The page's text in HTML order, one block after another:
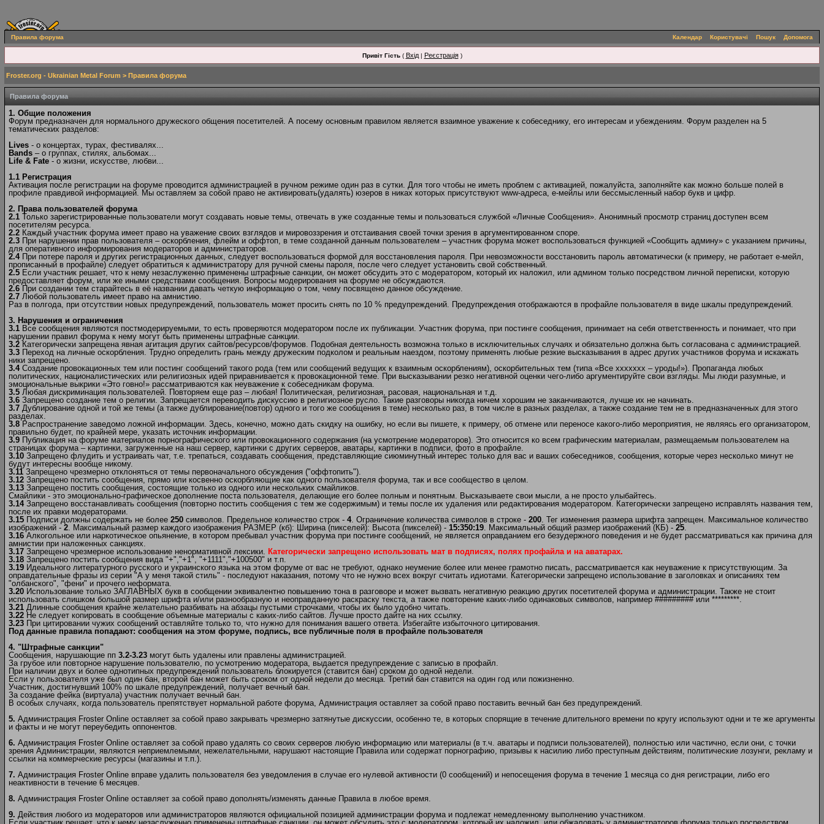
Правила форума Календар Користувачі Пошук Допомога
Привіт Гість( Вхід| Реєстрація)
Froster.org - Ukrainian Metal Forum > Правила форума
Правила форума
1. Общие положения
Форум предназначен для нормального дружеского общения посетителей. А посему основным правилом является взаимное уважение к собеседнику, его интересам и убеждениям. Форум разделен на 5
тематических разделов:
Lives - о концертах, турах, фестивалях...
Bands – о группах, стилях, альбомах...
Life & Fate - о жизни, искусстве, любви...
1.1 Регистрация
Активация после регистрации на форуме проводится администрацией в ручном режиме один раз в сутки. Для того чтобы не иметь проблем с активацией, пожалуйста, заполняйте как можно больше полей в
профиле правдивой информацией. Мы оставляем за собой право не активировать(удалять) юзеров в никах которых присутствуют www-адреса, е-мейлы или бессмысленный набор букв и цифр.
2. Права пользователей форума
2.1 Только зарегистрированные пользователи могут создавать новые темы, отвечать в уже созданные темы и пользоваться службой «Личные Сообщения». Анонимный просмотр страниц доступен всем
посетителям ресурса.
2.2 Каждый участник форума имеет право на уважение своих взглядов и мировоззрения и отстаивания своей точки зрения в аргументированном споре.
2.3 При нарушении прав пользователя – оскорбления, флейм и оффтоп, в теме созданной данным пользователем – участник форума может воспользоваться функцией «Сообщить админу» с указанием причины,
для оперативного информирования модераторов и администраторов.
2.4При потере пароля и других регистрационных данных, следует воспользоваться формой для восстановления пароля. При невозможности восстановить пароль автоматически (к примеру, не работает е-мейл,
прописанный в профайле) следует обратиться к администратору для ручной смены пароля, после чего следует установить свой собственный.
2.5 Если участник решает, что к нему незаслуженно применены штрафные санкции, он может обсудить это с модератором, который их наложил, или админом только посредством личной переписки, которую
предоставляет форум, или же иными средствами сообщения. Вопросы модерирования на форуме не обсуждаются.
2.6 При создании тем старайтесь в её названии давать четкую информацию о том, чему посвящено данное обсуждение.
2.7 Любой пользователь имеет право на амнистию.
Раз в полгода, при отсутствии новых предупреждений, пользователь может просить снять по 10 % предупреждений. Предупреждения отображаются в профайле пользователя в виде шкалы предупреждений.
3. Нарушения и ограничения
3.1 Все сообщения являются постмодерируемыми, то есть проверяются модератором после их публикации. Участник форума, при постинге сообщения, принимает на себя ответственность и понимает, что при
нарушении правил форума к нему могут быть применены штрафные санкции.
3.2 Категорически запрещена явная агитация других сайтов/ресурсов/форумов. Подобная деятельность возможна только в исключительных случаях и обязательно должна быть согласована с администрацией.
3.3 Переход на личные оскорбления. Трудно определить грань между дружеским подколом и реальным наездом, поэтому применять любые резкие высказывания в адрес других участников форума и искажать
ники запрещено.
3.4Создание провокационных тем или постинг сообщений такого рода (тем или сообщений ведущих к взаимным оскорблениям), оскорбительных тем (типа «Все ххххххх – уроды!»). Пропаганда любых
политических, националистических или религиозных идей приравнивается к провокационной теме. При высказывании резко негативной оценки чего-либо аргументируйте свои взгляды. Мы люди разумные, и
эмоциональные выкрики «Это говно!» рассматриваются как неуважение к собеседникам форума.
3.5 Любая дискриминация пользователей. Повторяем еще раз – любая! Политическая, религиозная, расовая, национальная и т.д.
3.6 Запрещено создание тем о религии. Запрещается переводить дискуссию в религиозное русло. Такие разговоры никогда ничем хорошим не заканчиваются, лучше их не начинать.
3.7 Дублирование одной и той же темы (а также дублирование(повтор) одного и того же сообщения в теме) несколько раз, в том числе в разных разделах, а также создание тем не в предназначенных для этого
разделах.
3.8 Распространение заведомо ложной информации. Здесь, конечно, можно дать скидку на ошибку, но если вы пишете, к примеру, об отмене или переносе какого-либо мероприятия, не являясь его организатором,
правильно будет, по крайней мере, указать источник информации.
3.9 Публикация на форуме материалов порнографического или провокационного содержания (на усмотрение модераторов). Это относится ко всем графическим материалам, размещаемым пользователем на
страницах форума – картинки, загруженные на наш сервер, картинки с других серверов, аватары, картинки в подписи, фото в профайле.
3.10 Запрещено флудить и устраивать чат, т.е. трепаться, создавать сообщения, представляющие сиюминутный интерес только для вас и ваших собеседников, сообщения, которые через несколько минут не
будут интересны вообще никому.
3.11 Запрещено чрезмерно отклоняться от темы первоначального обсуждения ("оффтопить").
3.12 Запрещено постить сообщения, прямо или косвенно оскорбляющие как одного пользователя форума, так и все сообщество в целом.
3.13 Запрещено постить сообщения, состоящие только из одного или нескольких смайликов.
Смайлики - это эмоционально-графическое дополнение поста пользователя, делающие его более полным и понятным. Высказываете свои мысли, а не просто улыбайтесь.
3.14Запрещено восстанавливать сообщения (повторно постить сообщения с тем же содержимым) и темы после их удаления или редактирования модератором. Категорически запрещено исправлять названия тем,
после их правки модераторами.
3.15 Подписи должны содержать не более 250 символов. Предельное количество строк - 4. Ограничение количества символов в строке - 200. Тег изменения размера шрифта запрещен. Максимальное количество
изображений - 2. Максимальный размер каждого изображения РАЗМЕР (кб): Ширина (пикселей): Высота (пикселей) - 15:350:19. Максимальный общий размер изображений (КБ) - 25.
3.16 Алкогольное или наркотическое опьянение, в котором пребывал участник форума при постинге сообщений, не является оправданием его безудержного поведения и не будет рассматриваться как причина для
амнистии при наложенных санкциях.
3.17 Запрещено чрезмерное использование ненормативной лексики. Категорически запрещено использовать мат в подписях, полях профайла и на аватарах.
3.18 Запрещено постить сообщения вида "+","+1", "+1111","+100500" и т.п.
3.19 Идеального литературного русского и украинского языка на этом форуме от вас не требуют, однако неумение более или менее грамотно писать, рассматривается как неуважение к присутствующим. За
оправдательные фразы из серии "А у меня такой стиль" - последуют наказания, потому что не нужно всех вокруг считать идиотами. Категорически запрещено использование в заголовках и описаниях тем
"олбанского", "фени" и прочего неформата.
3.20 Использование только ЗАГЛАВНЫХ букв в сообщении эквивалентно повышению тона в разговоре и может вызвать негативную реакцию других посетителей форума и администрации. Также не стоит
использовать слишком большой размер шрифта и/или разнообразную и неоправданную раскраску текста, а также повторение каких-либо одинаковых символов, например ######### или *********.
3.21 Длинные сообщения крайне желательно разбивать на абзацы пустыми строчками, чтобы их было удобно читать.
3.22 Не следует копировать в сообщение объемные материалы c каких-либо сайтов. Лучше просто дайте на них ссылку.
3.23 При цитировании чужих сообщений оставляйте только то, что нужно для понимания вашего ответа. Избегайте избыточного цитирования.
Под данные правила попадают: сообщения на этом форуме, подпись, все публичные поля в профайле пользователя
4. "Штрафные санкции"
Сообщения, нарушающие пп 3.2-3.23 могут быть удалены или правлены администрацией.
За грубое или повторное нарушение пользователю, по усмотрению модератора, выдается предупреждение с записью в профайл.
При наличии двух и более однотипных предупреждений пользователь блокируется (ставится бан) сроком до одной недели.
Если у пользователя уже был один бан, второй бан может быть сроком от одной недели до месяца. Третий бан ставится на один год или пожизненно.
Участник, достигнувший 100% по шкале предупреждений, получает вечный бан.
За создание фейка (виртуала) участник получает вечный бан.
В особых случаях, когда пользователь препятствует нормальной работе форума, Администрация оставляет за собой право поставить вечный бан без предупреждений.
5. Администрация Froster Online оставляет за собой право закрывать чрезмерно затянутые дискуссии, особенно те, в которых спорящие в течение длительного времени по кругу используют одни и те же аргументы
и факты и не могут переубедить оппонентов.
6. Администрация Froster Online оставляет за собой право удалять со своих серверов любую информацию или материалы (в т.ч. аватары и подписи пользователей), полностью или частично, если они, с точки
зрения Администрации, являются неприемлемыми, нежелательными, нарушают настоящие Правила или содержат порнографию, призывы к насилию либо преступным действиям, политические лозунги, рекламу и
ссылки на коммерческие ресурсы (магазины и т.п.).
7. Администрация Froster Online вправе удалить пользователя без уведомления в случае его нулевой активности (0 сообщений) и непосещения форума в течение 1 месяца со дня регистрации, либо его
неактивности в течение 6 месяцев.
8. Администрация Froster Online оставляет за собой право дополнять/изменять данные Правила в любое время.
9. Действия любого из модераторов или администраторов являются официальной позицией администрации форума и подлежат немедленному выполнению участником.